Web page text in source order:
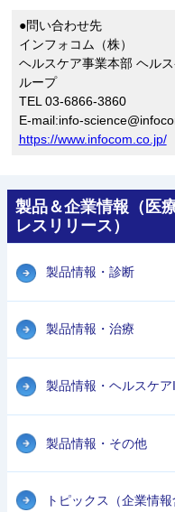
●問い合わせ先
インフォコム（株）
ヘルスケア事業本部 ヘル
ループ
TEL 03-6866-3860
E-mail:info-
https://www.infocom.co.jp/
製品＆企業情報（医
レスリリース）
製品情報・診断
製品情報・治療
製品情報・ヘルスケ
製品情報・その他
トピックス（企業情報